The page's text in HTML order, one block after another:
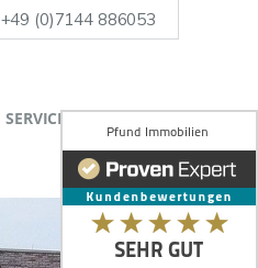
+49 (0)7144 886053
SERVICE ÜBER UNS